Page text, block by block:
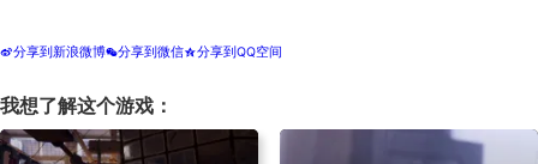
t分享到新浪微博w分享到微信z分享到QQ空间
我想了解这个游戏：